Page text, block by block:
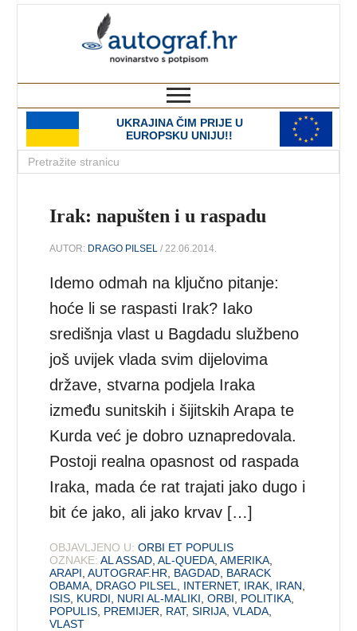
UKRAJINA ČIM PRIJE U
EUROPSKU UNIJU!!
Irak: napušten i u raspadu
AUTOR: DRAGO PILSEL / 22.06.2014.
Idemo odmah na ključno pitanje:
hoće li se raspasti Irak? Iako
središnja vlast u Bagdadu službeno
još uvijek vlada svim dijelovima
države, stvarna podjela Iraka
između sunitskih i šijitskih Arapa te
Kurda već je dobro uznapredovala.
Postoji realna opasnost od raspada
Iraka, mada će rat trajati jako dugo i
bit će jako, ali jako krvav […]
OBJAVLJENO U: ORBI ET POPULIS
OZNAKE: AL ASSAD ,AL-QUEDA ,AMERIKA
ARAPI ,AUTOGRAF.HR BAGDAD BARACK
OBAMA DRAGO PILSEL INTERNET, IRAK IRAN
ISIS KURDI NURI AL-MALIKI ,ORBI POLITIKA
POPULIS PREMIJER RAT,SIRIJA ,VLADA
VLAST